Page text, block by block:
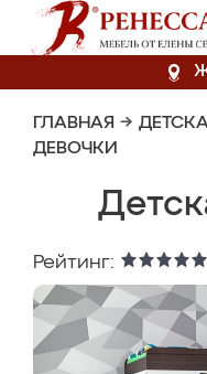
ГЛАВНАЯ →
ДЕВОЧКИ
Рейтинг: